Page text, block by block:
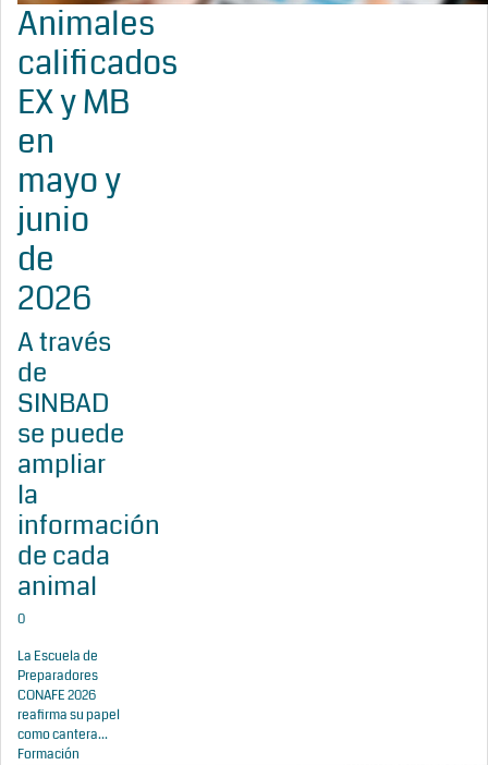
Animales
calificados
EX y MB
en
mayo y
junio
de
2026
A través
de
SINBAD
se puede
ampliar
la
información
de cada
animal
0
La Escuela de
Preparadores
CONAFE 2026
reafirma su papel
como cantera...
Formación